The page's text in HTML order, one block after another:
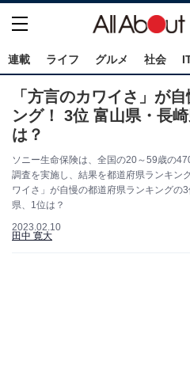
連載 ライフ グルメ 社会
「方言のカワイさ」が
ング！ 3位 富山県・長
は？
ソニー生命保険は、全国の20～59歳の
調査を実施し、結果を都道府県ランキン
ワイさ」が自慢の都道府県ランキングの
県、1位は？
2023.02.10
田中 寛大